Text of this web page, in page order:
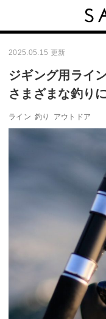
2025.05.15 更新
ジギング用ライ
さまざまな釣り
ライン 釣り アウトドア